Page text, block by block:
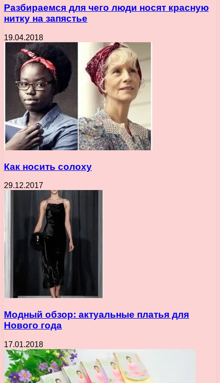
Разбираемся для чего люди носят красную
нитку на запястье
19.04.2018
Как носить солоху
29.12.2017
Модный обзор: актуальные платья для
Нового года
17.01.2018